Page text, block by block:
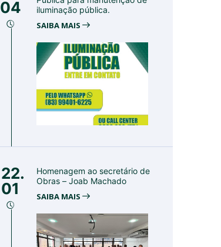
04
iluminação pública.
SAIBA MAIS
22.
01
Homenagem ao secretário de
Obras – Joab Machado
SAIBA MAIS